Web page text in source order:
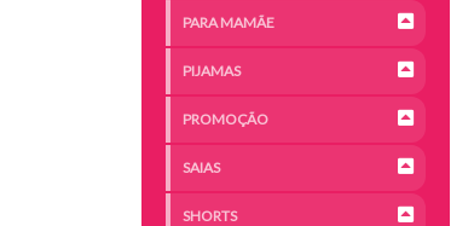
PARA MAMÃE
PIJAMAS
PROMOÇÃO
SAIAS
SHORTS